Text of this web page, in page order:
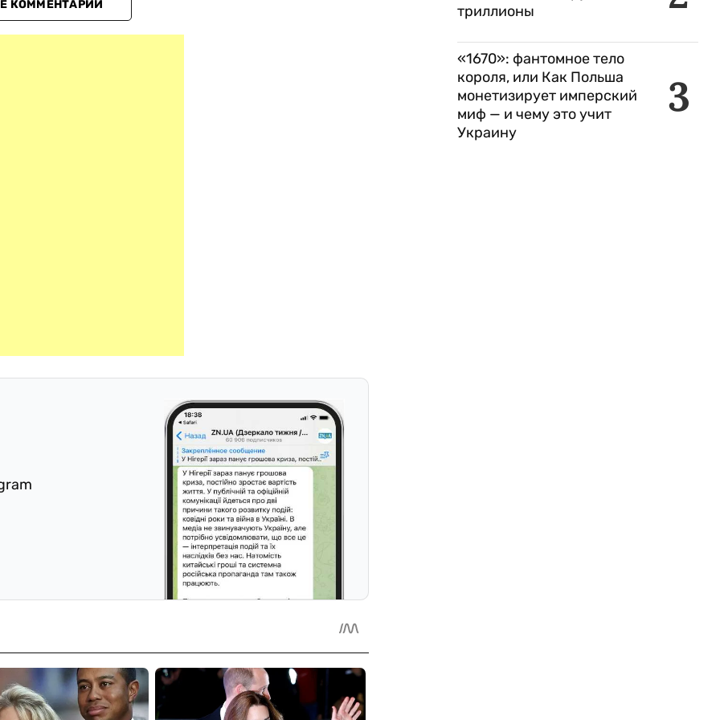
КОММЕНТАРИИ
триллионы
3
«1670»: фантомное тело
короля, или Как Польша
монетизирует имперский
миф — и чему это учит
Украину